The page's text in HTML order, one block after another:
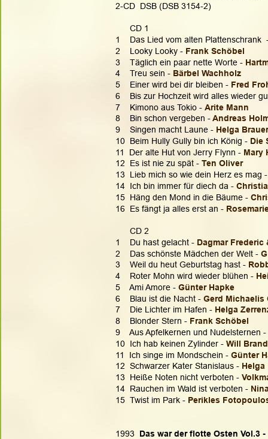
2-CD  DSB (DSB 3154-2)
      CD 1
1    Das Lied vom alten Plattenschrank
2    Looky Looky - Frank Schöbel
3    Täglich ein paar nette Worte -
4    Treu sein - Bärbel Wachholz
5    Einer wird bei dir bleiben - Fred
6    Bis zur Hochzeit wird alles wieder
7    Kimono aus Tokio - Arite Mann
8    Bin schon vergeben - Andreas
9    Singen macht Laune - Helga Brauer
10  Beim Hully Gully bin ich König - Die
11  Der alte Hut von Jerry Flynn - Mary
12  Es ist nie zu spät - Ten Oliver
13  Lieb mich so wie dein Herz es mag
14  Ich bin immer für diech da -
15  Häng den Mond in die Bäume -
16  Es fängt ja alles erst an -
      CD 2
1    Du hast gelacht - Dagmar
2    Das schönste Mädchen der Welt -
3    Weil du heut Geburtstag hast -
4    Roter Mohn wird wieder blühen -
5    Ami Amore - Günter Hapke
6    Blau ist die Nacht - Gerd Michaelis
7    Die Lichter im Hafen - Helga
8    Blonder Stern - Frank Schöbel
9    Aus Apfelkernen und Nudelsternen -
10  Ich hab keinen Zylinder - Will
11  Ich singe im Mondschein - Günter
12  Schwarzer Kater Stanislaus - Helga
13  Heiße Noten nicht verboten -
14  Rauchen im Wald ist verboten -
15  Twist im Park - Perikles
1993 Das war der flotte Osten Vol.3